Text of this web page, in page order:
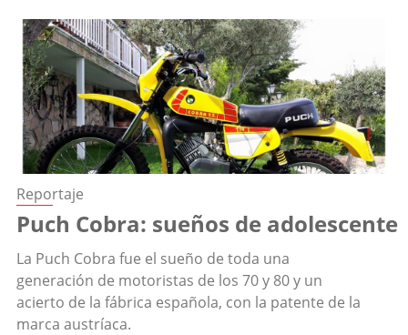
Reportaje
Puch Cobra: sueños de adolescente
La Puch Cobra fue el sueño de toda una
generación de motoristas de los 70 y 80 y un
acierto de la fábrica española, con la patente de la
marca austríaca.